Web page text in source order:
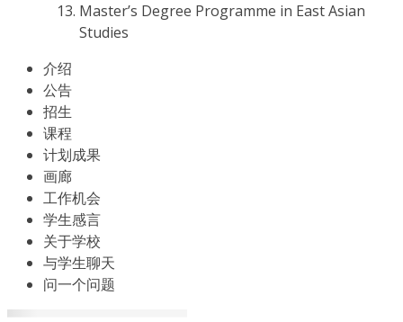
Master’s Degree Programme in East Asian
Studies
介绍
公告
招生
课程
计划成果
画廊
工作机会
学生感言
关于学校
与学生聊天
问一个问题